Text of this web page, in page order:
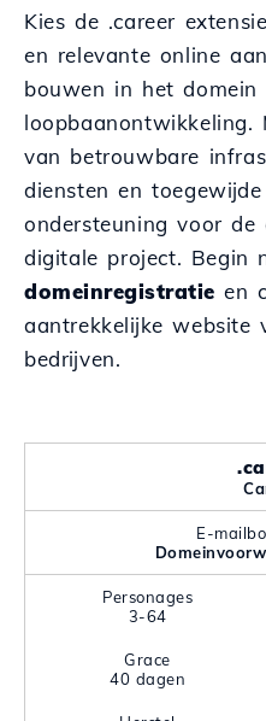
Kies de .career
en relevante online
bouwen in het domein
van betrouwbare
diensten en
ondersteuning voor
digitale project. Begin
domeinregistratie en
aantrekkelijke website
bedrijven.
E-
Personages
3-64
Grace
40 dagen